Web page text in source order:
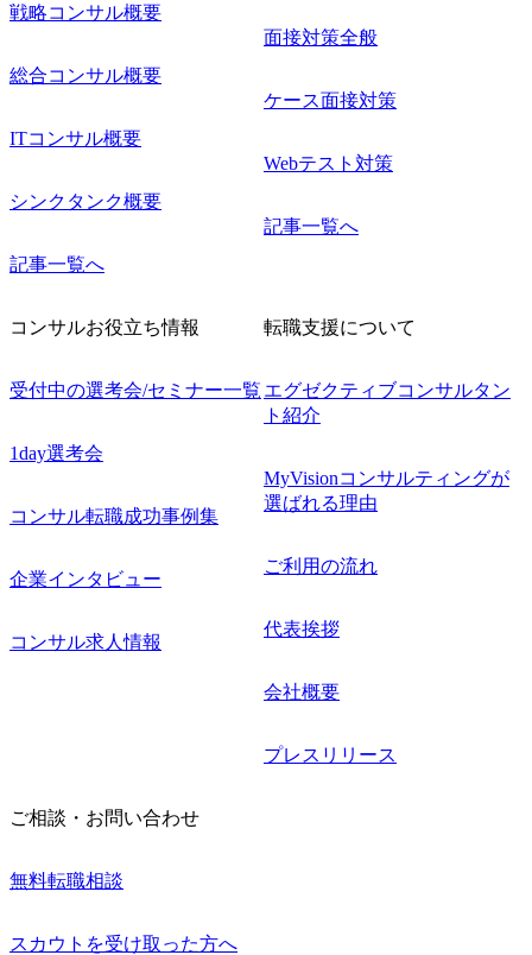
戦略コンサル概要
総合コンサル概要
ITコンサル概要
シンクタンク概要
記事一覧へ
面接対策全般
ケース面接対策
Webテスト対策
記事一覧へ
コンサルお役立ち情報
受付中の選考会/セミナー一覧
1day選考会
コンサル転職成功事例集
企業インタビュー
コンサル求人情報
転職支援について
エグゼクティブコンサルタン
ト紹介
MyVisionコンサルティングが
選ばれる理由
ご利用の流れ
代表挨拶
会社概要
プレスリリース
ご相談・お問い合わせ
無料転職相談
スカウトを受け取った方へ